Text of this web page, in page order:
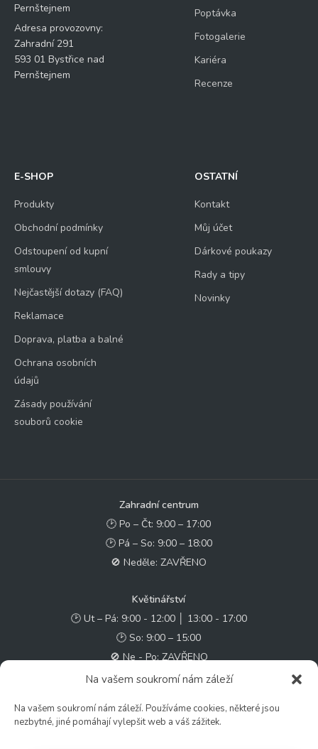
Na vašem soukromí nám záleží
Na vašem soukromí nám záleží. Používáme cookies, některé jsou
nezbytné, jiné pomáhají vylepšit web a váš zážitek.
Pernštejnem
Adresa provozovny:
Zahradní 291
593 01 Bystřice nad
Pernštejnem
Poptávka
Fotogalerie
Kariéra
Recenze
E-SHOP
Produkty
Obchodní podmínky
Odstoupení od kupní
smlouvy
Nejčastější dotazy (FAQ)
Reklamace
Doprava, platba a balné
Ochrana osobních
údajů
Zásady používání
souborů cookie
OSTATNÍ
Kontakt
Můj účet
Dárkové poukazy
Rady a tipy
Novinky
Zahradní centrum
🕑 Po – Čt: 9:00 – 17:00
🕑 Pá – So: 9:00 – 18:00
🚫 Neděle: ZAVŘENO
Květinářství
🕑 Ut – Pá: 9:00 - 12:00 │ 13:00 - 17:00
🕑 So: 9:00 – 15:00
🚫 Ne - Po: ZAVŘENO
✉️ e-shop@zcstrakovo.cz